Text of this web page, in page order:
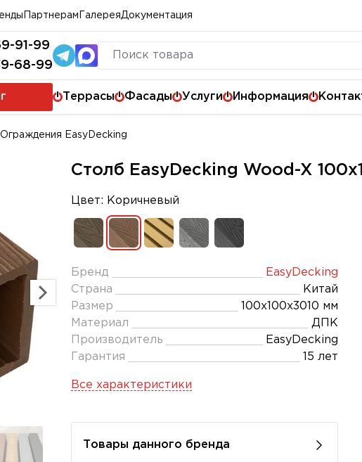
Партнерам ГалереяДокументация
91-99
68-99
Террасы Фасады Услуги Информация
Ограждения EasyDecking
Столб EasyDecking Wood-X
Цвет: Коричневый
Бренд
EasyDecking
Страна
Китай
Размер
100х100х3010 мм
Материал
ДПК
Производитель
EasyDecking
Гарантия
15 лет
Все характеристики
Товары данного бренда